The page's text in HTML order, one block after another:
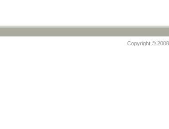
Copyright ©